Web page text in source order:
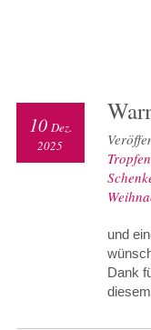
10 Dez.
2025
Tropfen
und
Dank